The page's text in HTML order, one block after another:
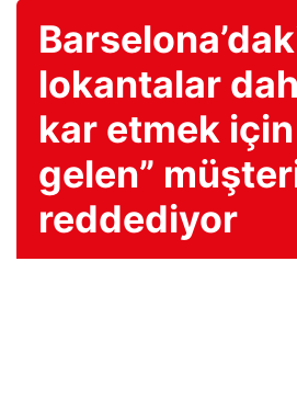
lokantalar
kar etmek
gelen”
reddediyor